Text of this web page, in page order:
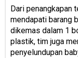
Dari penangkapan
mendapati barang
dikemas dalam 1
plastik, tim juga
penyelundupan